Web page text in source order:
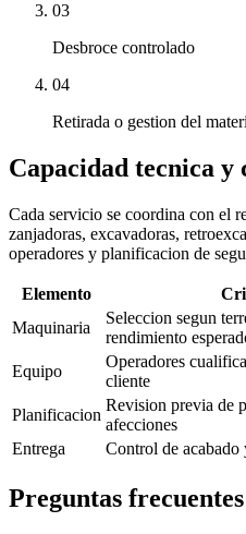
03
Desbroce controlado
04
Retirada o gestion del
Capacidad tecnica y
Cada servicio se coordina con el
zanjadoras, excavadoras,
operadores y planificacion de
Elemento
Maquinaria
Seleccion segun
rendimiento
Equipo
Operadores
cliente
Planificacion
Revision previa de
afecciones
Entrega
Control de acabado
Preguntas frecuentes